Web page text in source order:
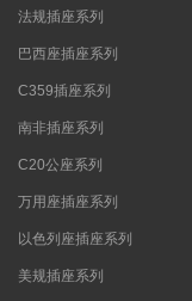
法规插座系列
巴西座插座系列
C359插座系列
南非插座系列
C20公座系列
万用座插座系列
以色列座插座系列
美规插座系列